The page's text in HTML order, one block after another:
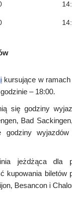
kursujące w ramach
– 18:00.
się godziny
Bad
godziny
jeżdżąca dla
kupowania biletów
Besancon i